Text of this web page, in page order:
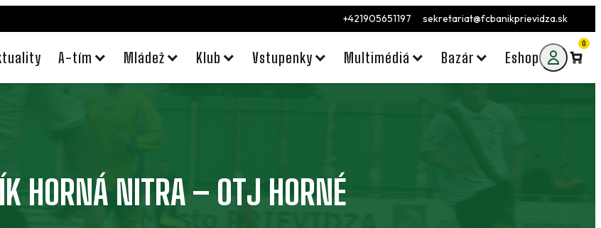
+421905651197 sekretariat@fcbanikprievidza.sk
A-tím Mládež Klub Vstupenky Multimédiá Bazár Eshop
0
HORNÁ NITRA – OTJ HORNÉ